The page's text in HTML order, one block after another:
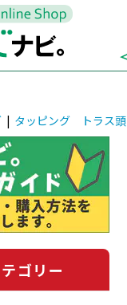
| タッピング トラス頭
ゴリー